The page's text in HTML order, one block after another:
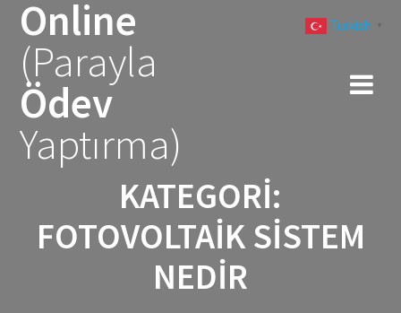
Online
(Parayla
Ödev
Yaptırma)
KATEGORI:
FOTOVOLTAIK SISTEM
NEDIR
Turkish ▼